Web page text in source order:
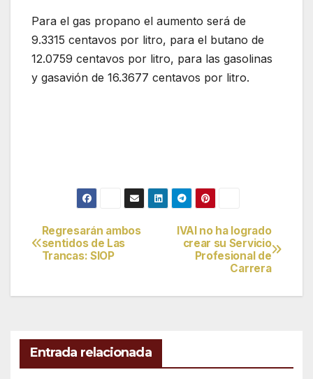
Para el gas propano el aumento será de
9.3315 centavos por litro, para el butano de
12.0759 centavos por litro, para las gasolinas
y gasavión de 16.3677 centavos por litro.
Navegación
de
entradas
IVAI no ha logrado
crear su Servicio
Profesional de
Carrera
Regresarán ambos
sentidos de Las
Trancas: SIOP
Entrada relacionada